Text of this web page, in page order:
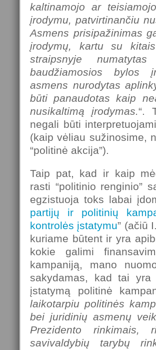
kaltinamojo ar
įrodymu, patvirtinančiu
Asmens prisipažinimas
įrodymų, kartu su
straipsnyje
baudžiamosios bylos
asmens nurodytas
būti panaudotas kaip
nusikaltimą įrodymas.“.
negali būti
(kaip vėliau sužinosime,
“politinė akcija”).
Taip pat, kad ir kaip
rasti “politinio renginio”
egzistuoja toks labai
partijų ir politinių
kontrolės įstatymu” (ačiū
kuriame būtent ir yra
kokie galimi
kampaniją, mano
sakydamas, kad tai yra
įstatymą politinė
laikotarpiu politinės
bei juridinių asmenų
Prezidento rinkimais,
savivaldybių tarybų